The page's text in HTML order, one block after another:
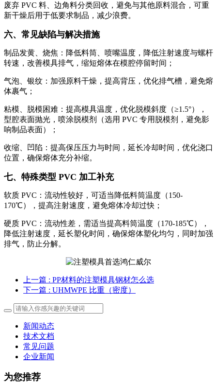
废弃 PVC 料、边角料分类回收，避免与其他原料混合，可重
新干燥后用于低要求制品，减少浪费。
六、常见缺陷与解决措施
制品发黄、烧焦：降低料筒、喷嘴温度，降低注射速度与螺杆
转速，改善模具排气，缩短熔体在模腔停留时间；
气泡、银纹：加强原料干燥，提高背压，优化排气槽，避免熔
体裹气；
粘模、脱模困难：提高模具温度，优化脱模斜度（≥1.5°），
型腔表面抛光，喷涂脱模剂（选用 PVC 专用脱模剂，避免影
响制品表面）；
收缩、凹陷：提高保压压力与时间，延长冷却时间，优化浇口
位置，确保熔体充分补缩。
七、特殊类型 PVC 加工补充
软质 PVC：流动性较好，可适当降低料筒温度（150-
170℃），提高注射速度，避免熔体冷却过快；
硬质 PVC：流动性差，需适当提高料筒温度（170-185℃），
降低注射速度，延长塑化时间，确保熔体塑化均匀，同时加强
排气，防止分解。
上一篇 : PP材料的注塑模具钢材怎么选
下一篇 : UHMWPE 比重（密度）
新闻动态
技术文档
常见问题
企业新闻
为您推荐